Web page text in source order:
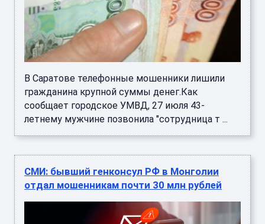
В Саратове телефонные мошенники лишили
гражданина крупной суммы денег.Как
сообщает городское УМВД, 27 июля 43-
летнему мужчине позвонила "сотрудница т ...
СМИ: бывший генконсул РФ в Монголии
отдал мошенникам почти 30 млн рублей